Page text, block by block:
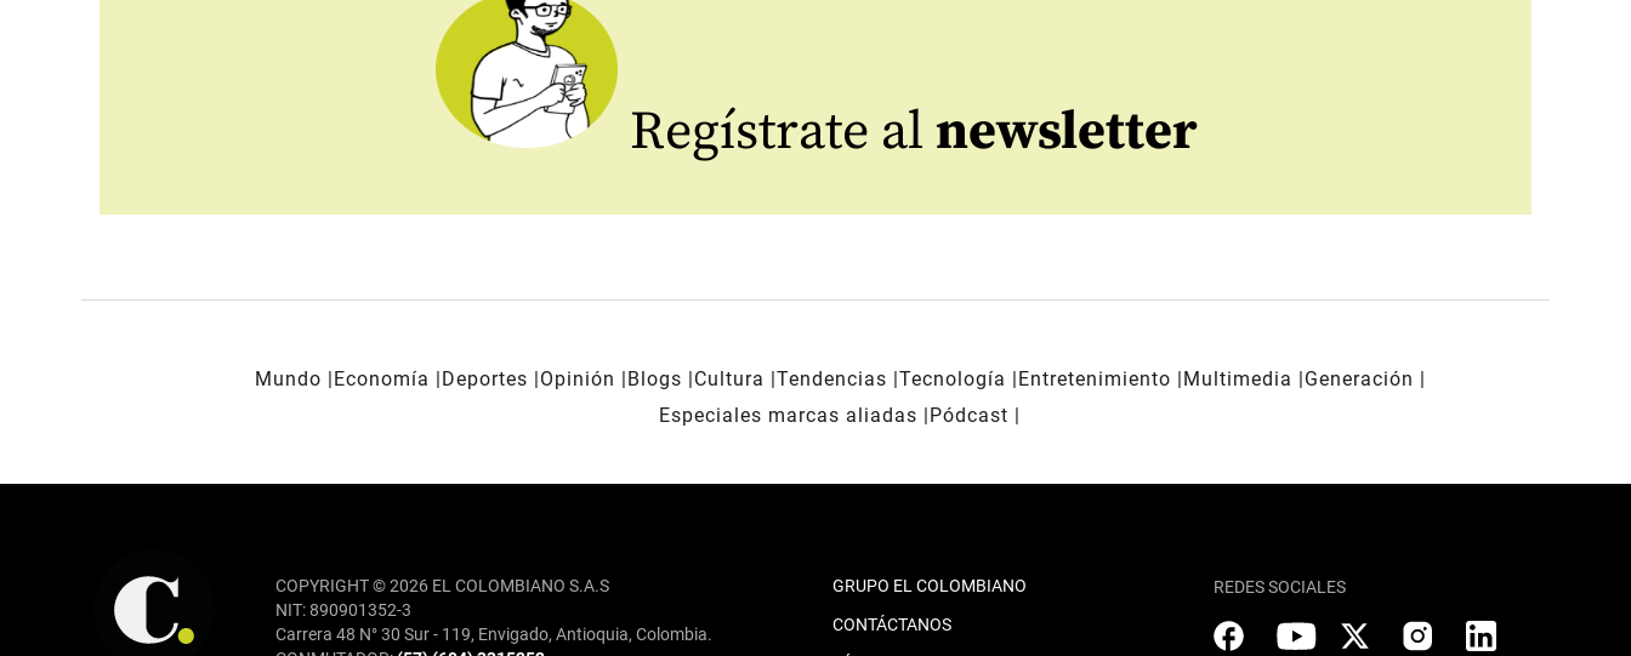
Regístrate al newsletter
Mundo Economía Deportes Opinión Blogs Cultura Tendencias Tecnología Entretenimiento Multimedia
Generación
Especiales marcas aliadas
Pódcast
COPYRIGHT © 2026 EL COLOMBIANO S.A.S
NIT: 890901352-3
Carrera 48 N° 30 Sur - 119, Envigado, Antioquia, Colombia.
GRUPO EL COLOMBIANO
CONTÁCTANOS
REDES SOCIALES